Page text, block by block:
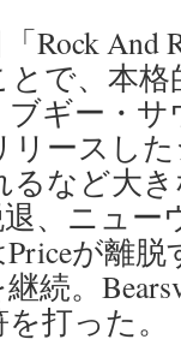
Rock And
で、本
ギー・
リースし
など大
退、ニュ
が離脱
続。
打った。